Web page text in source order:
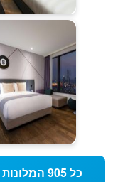
כל 905 המלונות ליד Gongdeok Subway Station